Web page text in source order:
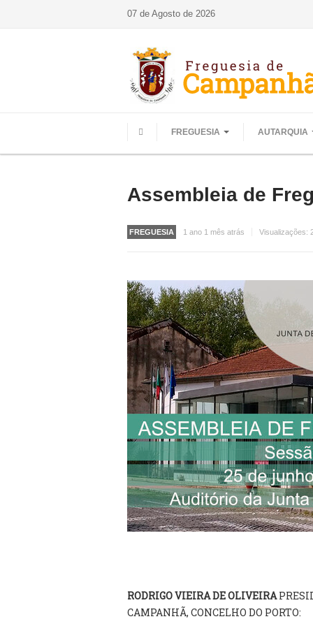
07 de Agosto de 2026
FREGUESIA AUTARQUIA
Assembleia de
FREGUESIA 1 ano 1 mês atrás Visualizações:
RODRIGO VIEIRA DE OLIVEIRA
CAMPANHÃ, CONCELHO DO PORTO: